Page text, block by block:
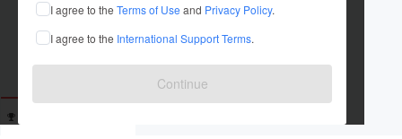
I agree to the Terms of Use and Privacy Policy.
I agree to the International Support Terms.
Continue
出身国：未設定